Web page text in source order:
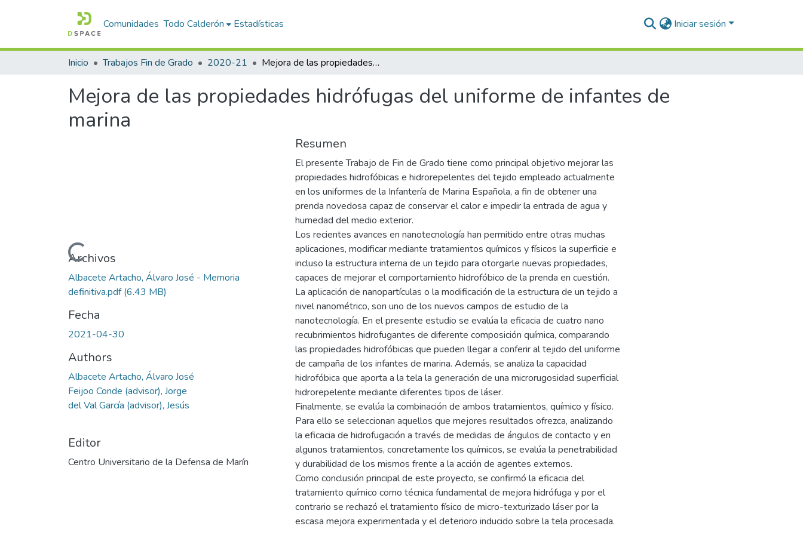
Comunidades Todo Calderón Estadísticas Iniciar sesión
Inicio Trabajos Fin de Grado 2020-21 Mejora de las propiedades hidrófugas del uniforme de infantes de marina
Mejora de las propiedades hidrófugas del uniforme de infantes de
marina
Cargando...
Archivos
Albacete Artacho, Álvaro José - Memoria
definitiva.pdf(6.43 MB)
Fecha
2021-04-30
Authors
Albacete Artacho, Álvaro José
Feijoo Conde (advisor), Jorge
del Val García (advisor), Jesús
Editor
Centro Universitario de la Defensa de Marín
Resumen
El presente Trabajo de Fin de Grado tiene como principal objetivo mejorar las
propiedades hidrofóbicas e hidrorepelentes del tejido empleado actualmente
en los uniformes de la Infantería de Marina Española, a fin de obtener una
prenda novedosa capaz de conservar el calor e impedir la entrada de agua y
humedad del medio exterior.
Los recientes avances en nanotecnología han permitido entre otras muchas
aplicaciones, modificar mediante tratamientos químicos y físicos la superficie e
incluso la estructura interna de un tejido para otorgarle nuevas propiedades,
capaces de mejorar el comportamiento hidrofóbico de la prenda en cuestión.
La aplicación de nanopartículas o la modificación de la estructura de un tejido a
nivel nanométrico, son uno de los nuevos campos de estudio de la
nanotecnología. En el presente estudio se evalúa la eficacia de cuatro nano
recubrimientos hidrofugantes de diferente composición química, comparando
las propiedades hidrofóbicas que pueden llegar a conferir al tejido del uniforme
de campaña de los infantes de marina. Además, se analiza la capacidad
hidrofóbica que aporta a la tela la generación de una microrugosidad superficial
hidrorepelente mediante diferentes tipos de láser.
Finalmente, se evalúa la combinación de ambos tratamientos, químico y físico.
Para ello se seleccionan aquellos que mejores resultados ofrezca, analizando
la eficacia de hidrofugación a través de medidas de ángulos de contacto y en
algunos tratamientos, concretamente los químicos, se evalúa la penetrabilidad
y durabilidad de los mismos frente a la acción de agentes externos.
Como conclusión principal de este proyecto, se confirmó la eficacia del
tratamiento químico como técnica fundamental de mejora hidrófuga y por el
contrario se rechazó el tratamiento físico de micro-texturizado láser por la
escasa mejora experimentada y el deterioro inducido sobre la tela procesada.